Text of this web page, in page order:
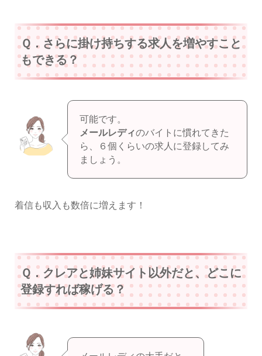
Ｑ．さらに掛け持ちする求人を増やすこと
もできる？
可能です。
メールレディのバイトに慣れてきた
ら、６個くらいの求人に登録してみ
ましょう。
着信も収入も数倍に増えます！
Ｑ．クレアと姉妹サイト以外だと、どこに
登録すれば稼げる？